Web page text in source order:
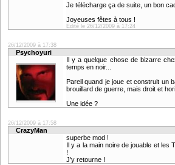
Je télécharge ça de suite, un bon
Joyeuses fêtes à tous !
Edité le 26/12/2009 à 17:24
26/12/2009 à 17:38
Psychoyuri
Il y a quelque chose de bizarre
temps en noir...
Pareil quand je joue et construit un
brouillard de guerre, mais droit et
Une idée ?
26/12/2009 à 17:58
CrazyMan
superbe mod !
Il y a la main noire de jouable et les
!
J'y retourne !